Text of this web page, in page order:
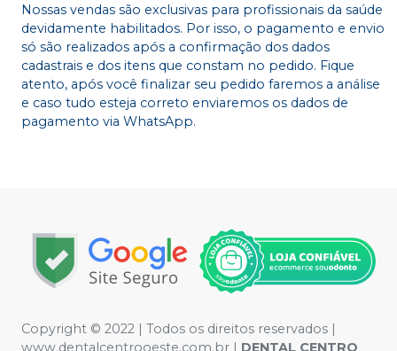
Nossas vendas são exclusivas para profissionais da saúde
devidamente habilitados. Por isso, o pagamento e envio
só são realizados após a confirmação dos dados
cadastrais e dos itens que constam no pedido. Fique
atento, após você finalizar seu pedido faremos a análise
e caso tudo esteja correto enviaremos os dados de
pagamento via WhatsApp.
Copyright © 2022 | Todos os direitos reservados |
www.dentalcentrooeste.com.br | DENTAL CENTRO